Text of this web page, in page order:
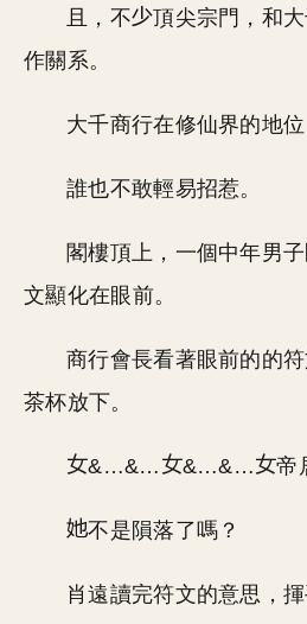
且，不 頂尖宗門，和
作關系。
大千商行在修仙界的地位
誰也不敢輕易招惹。
閣樓頂上，一個中年男
文顯化在眼前。
商行會長看著眼前的的
茶杯放下。
&…&… &…&… 帝
不是隕落了嗎？
肖遠讀完符文的意思，